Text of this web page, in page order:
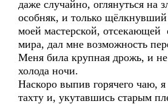
даже случайно, оглянуться на
особняк, и только щёлкнувший
моей мастерской, отсекающей
мира, дал мне возможность
Меня била крупная дрожь, и
холода ночи.
Наскоро выпив горячего чаю, я
тахту и, укутавшись старым